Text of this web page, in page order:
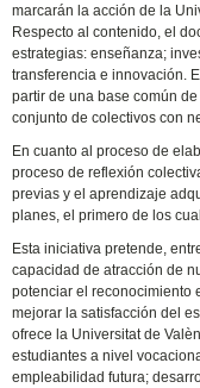
marcarán la acción de la
Respecto al contenido, el
estrategias: enseñanza;
transferencia e innovación.
partir de una base común
conjunto de colectivos con
En cuanto al proceso de
proceso de reflexión
previas y el aprendizaje
planes, el primero de los
Esta iniciativa pretende,
capacidad de atracción de
potenciar el reconocimiento
mejorar la satisfacción del
ofrece la Universitat de
estudiantes a nivel
empleabilidad futura;